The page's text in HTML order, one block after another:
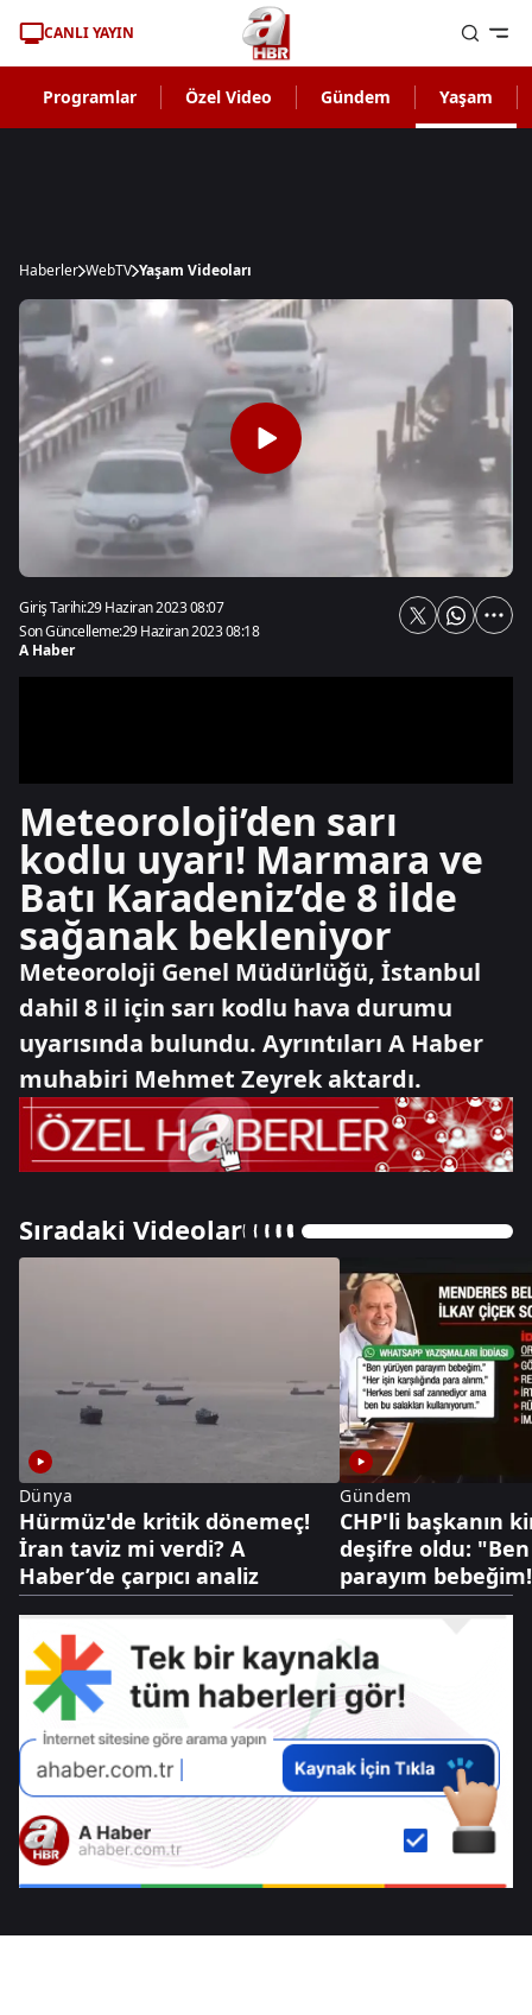
CANLI YAYIN
Programlar Özel Video Gündem Yaşam
Haberler WebTV Yaşam Videoları
Giriş Tarihi:29 Haziran 2023 08:07
Son Güncelleme:29 Haziran 2023 08:18
A Haber
Meteoroloji’den sarı
kodlu uyarı! Marmara ve
Batı Karadeniz’de 8 ilde
sağanak bekleniyor
Meteoroloji Genel Müdürlüğü, İstanbul
dahil 8 il için sarı kodlu hava durumu
uyarısında bulundu. Ayrıntıları A Haber
muhabiri Mehmet Zeyrek aktardı.
Sıradaki Videolar
Dünya
Hürmüz'de kritik dönemeç!
İran taviz mi verdi? A
Haber’de çarpıcı analiz
Gündem
CHP'li başkanın
deşifre oldu:
parayım